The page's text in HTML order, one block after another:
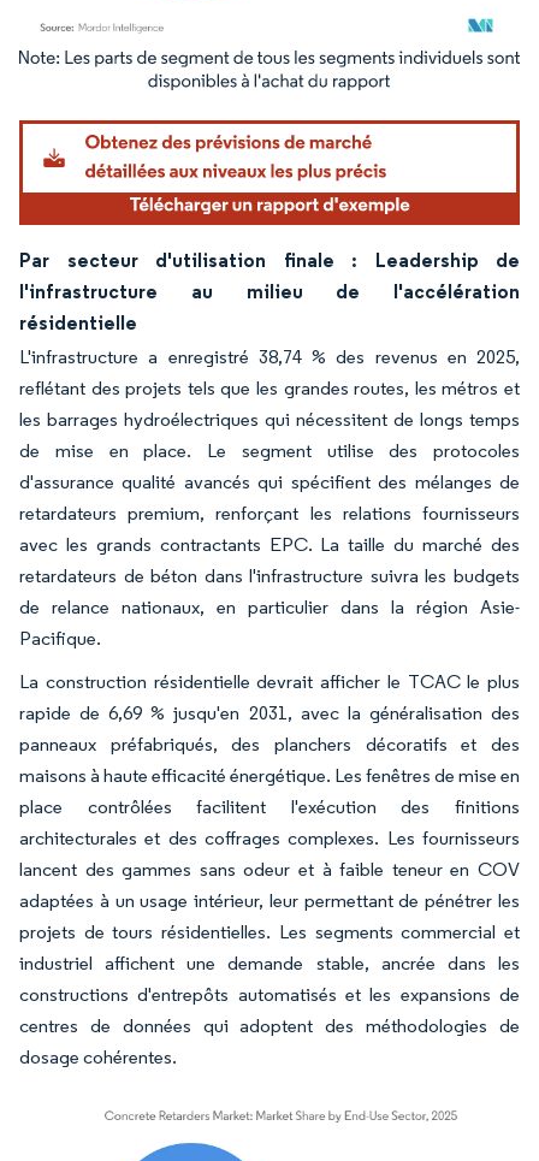
Image © Mordor Intelligence. La réutilisation nécessite une attribution sous CC BY
Par secteur d'utilisation finale : Leadership de
l'infrastructure au milieu de l'accélération
résidentielle
L'infrastructure a enregistré 38,74 % des revenus en 2025,
reflétant des projets tels que les grandes routes, les métros et
les barrages hydroélectriques qui nécessitent de longs temps
de mise en place. Le segment utilise des protocoles
d'assurance qualité avancés qui spécifient des mélanges de
retardateurs premium, renforçant les relations fournisseurs
avec les grands contractants EPC. La taille du marché des
retardateurs de béton dans l'infrastructure suivra les budgets
de relance nationaux, en particulier dans la région Asie-
Pacifique.
La construction résidentielle devrait afficher le TCAC le plus
rapide de 6,69 % jusqu'en 2031, avec la généralisation des
panneaux préfabriqués, des planchers décoratifs et des
maisons à haute efficacité énergétique. Les fenêtres de mise en
place contrôlées facilitent l'exécution des finitions
architecturales et des coffrages complexes. Les fournisseurs
lancent des gammes sans odeur et à faible teneur en COV
adaptées à un usage intérieur, leur permettant de pénétrer les
projets de tours résidentielles. Les segments commercial et
industriel affichent une demande stable, ancrée dans les
constructions d'entrepôts automatisés et les expansions de
centres de données qui adoptent des méthodologies de
dosage cohérentes.